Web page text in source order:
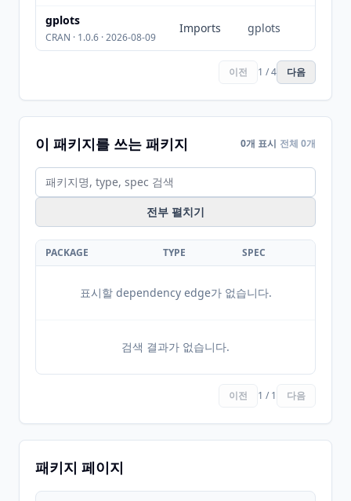
gplots
CRAN · 1.0.6 · 2026-08-09
Imports gplots
이전 1 / 4 다음
이 패키지를 쓰는 패키지 0개 표시 전체 0개
전부 펼치기
PACKAGE TYPE SPEC
표시할 dependency edge가 없습니다.
검색 결과가 없습니다.
이전 1 / 1 다음
패키지 페이지